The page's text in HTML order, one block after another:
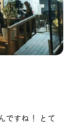
ですね！ とて